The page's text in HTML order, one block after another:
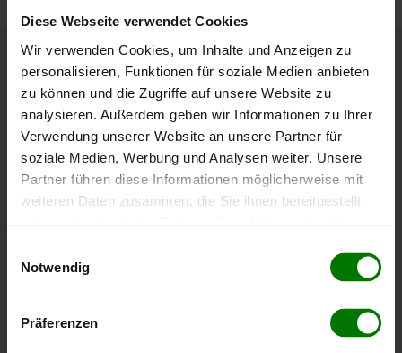
Diese Webseite verwendet Cookies
Wir verwenden Cookies, um Inhalte und Anzeigen zu
personalisieren, Funktionen für soziale Medien anbieten
zu können und die Zugriffe auf unsere Website zu
analysieren. Außerdem geben wir Informationen zu Ihrer
Verwendung unserer Website an unsere Partner für
soziale Medien, Werbung und Analysen weiter. Unsere
Partner führen diese Informationen möglicherweise mit
weiteren Daten zusammen, die Sie ihnen bereitgestellt
Notwendig
Präferenzen
Höchst- und Tiefststände der
Pelletspreise in Krenglbach
Die Tabelle zeigt dieHöchst- und Tiefststände der
Pelletspreise für lose Holzpellets. Das dazugehörige
Datum zeigt, wann der Höchst- oder Tiefststand im
Zeitraum
Tiefststand